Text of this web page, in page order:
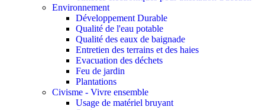
Environnement
Développement Durable
Qualité de l'eau potable
Qualité des eaux de baignade
Entretien des terrains et des haies
Evacuation des déchets
Feu de jardin
Plantations
Civisme - Vivre ensemble
Usage de matériel bruyant